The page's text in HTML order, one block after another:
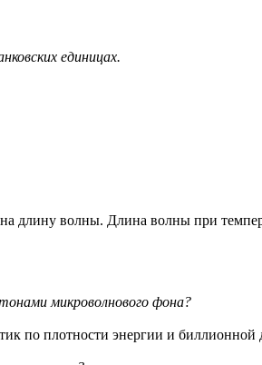
единицах.
длину волны. Длина волны при
микроволнового фона?
по плотности энергии и